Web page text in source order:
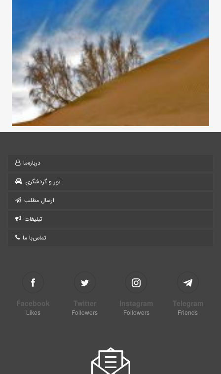
درباره‌ما
تور و گردشگری
ارسال مطلب
تبلیغات
تماس‌با ما
Facebook
Likes
Twitter
Followers
Instagram
Followers
Telegram
Friends